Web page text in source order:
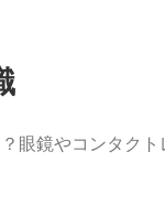
眼鏡やコンタク